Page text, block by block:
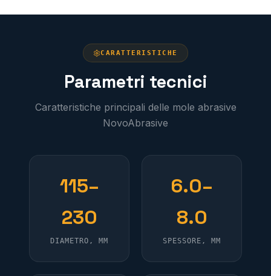
CARATTERISTICHE
Parametri tecnici
Caratteristiche principali delle mole abrasive
NovoAbrasive
115–
230
DIAMETRO, MM
6.0–
8.0
SPESSORE, MM